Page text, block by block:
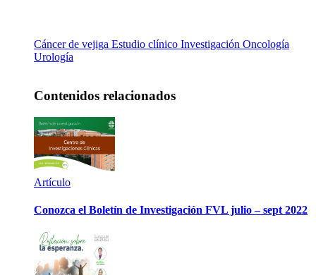
Cáncer de vejiga Estudio clínico Investigación Oncología
Urología
Contenidos relacionados
Artículo
Conozca el Boletín de Investigación FVL julio – sept 2022